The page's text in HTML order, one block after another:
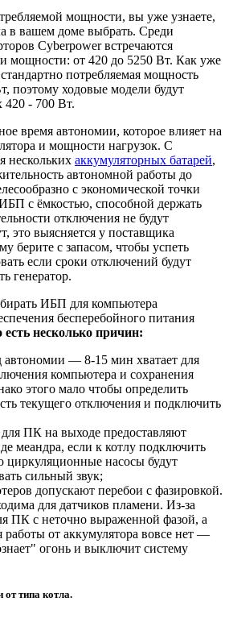
мощности, вы уже узнаете,
в вашем доме выбрать. Среди
Cyberpower встречаются
мощности: от 420 до 5250 Вт. Как уже
потребляемая мощность
поэтому ходовые модели будут
420 - 700 Вт.
время автономии, которое влияет на
и мощности нагрузок. С
нескольких аккумуляторных батарей,
автономной работы до
с экономической точки
с ёмкостью, способной держать
отключения не будут
это выясняется у поставщика
берите с запасом, чтобы успеть
если сроки отключений будут
генератор.
ИБП для компьютера
бесперебойного питания
есть несколько причин:
автономии — 8-15 мин хватает для
компьютера и сохранения
этого мало чтобы определить
текущего отключения и подключить
ПК на выходе предоставляют
меандра, если к котлу подключить
циркуляционные насосы будут
сильный звук;
допускают перебои с фазировкой.
для датчиков пламени. Из-за
ПК с неточно выраженной фазой, а
работы от аккумулятора вовсе нет —
огонь и выключит систему
типа котла.